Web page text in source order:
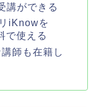
講ができる
iKnowを
で使える
師も在籍し